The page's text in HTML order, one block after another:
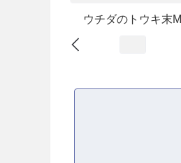
ウチダのトウキ末M